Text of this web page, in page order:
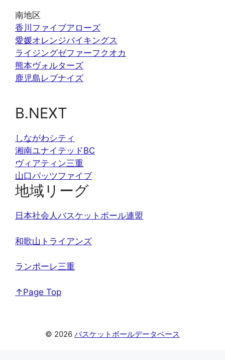
南地区
香川ファイブアローズ
愛媛オレンジバイキングス
ライジングゼファーフクオカ
熊本ヴォルターズ
鹿児島レブナイズ
B.NEXT
しながわシティ
湘南ユナイテッドBC
ヴィアティン三重
山口パッツファイブ
地域リーグ
日本社会人バスケットボール連盟
和歌山トライアンズ
ランポーレ三重
↑Page Top
© 2026 バスケットボールデータベース